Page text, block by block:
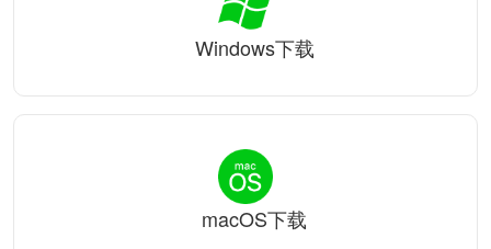
Windows下载
macOS下载